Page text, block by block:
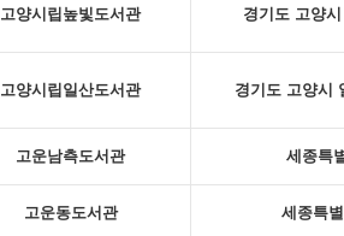
고양시립높빛도서관 경기도 고양
고양시립일산도서관 경기도 고양시
고운남측도서관 세종특
고운동도서관 세종특